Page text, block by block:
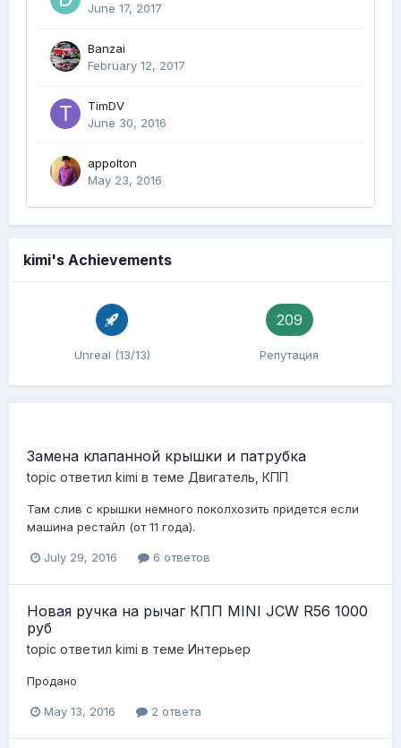
June 17, 2017
Banzai
February 12, 2017
TimDV
June 30, 2016
appolton
May 23, 2016
kimi's Achievements
Unreal (13/13)
209
Репутация
Замена клапанной крышки и патрубка
topic ответил kimi в теме Двигатель, КПП
Там слив с крышки немного поколхозить придется если
машина рестайл (от 11 года).
July 29, 2016 6 ответов
Новая ручка на рычаг КПП MINI JCW R56 1000
руб
topic ответил kimi в теме Интерьер
Продано
May 13, 2016 2 ответа